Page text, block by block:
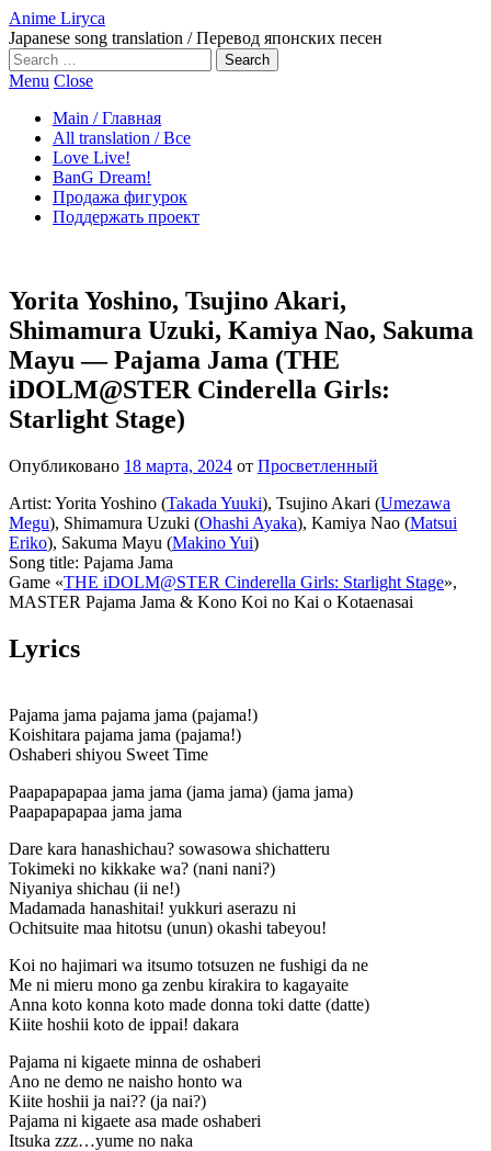
Anime Liryca
Japanese song translation / Перевод японских песен
Search
on:
Menu Close
Main / Главная
All translation / Все
Love Live!
BanG Dream!
Продажа фигурок
Поддержать проект
Yorita Yoshino, Tsujino Akari,
Shimamura Uzuki, Kamiya Nao, Sakuma
Mayu — Pajama Jama (THE
iDOLM@STER Cinderella Girls:
Starlight Stage)
Опубликовано 18 марта, 2024 от Просветленный
Artist: Yorita Yoshino (Takada Yuuki), Tsujino Akari (Umezawa
Megu), Shimamura Uzuki (Ohashi Ayaka), Kamiya Nao (Matsui
Eriko), Sakuma Mayu (Makino Yui)
Song title: Pajama Jama
Game «THE iDOLM@STER Cinderella Girls: Starlight Stage»,
MASTER Pajama Jama & Kono Koi no Kai o Kotaenasai
Lyrics
Pajama jama pajama jama (pajama!)
Koishitara pajama jama (pajama!)
Oshaberi shiyou Sweet Time
Paapapapapaa jama jama (jama jama) (jama jama)
Paapapapapaa jama jama
Dare kara hanashichau? sowasowa shichatteru
Tokimeki no kikkake wa? (nani nani?)
Niyaniya shichau (ii ne!)
Madamada hanashitai! yukkuri aserazu ni
Ochitsuite maa hitotsu (unun) okashi tabeyou!
Koi no hajimari wa itsumo totsuzen ne fushigi da ne
Me ni mieru mono ga zenbu kirakira to kagayaite
Anna koto konna koto made donna toki datte (datte)
Kiite hoshii koto de ippai! dakara
Pajama ni kigaete minna de oshaberi
Ano ne demo ne naisho honto wa
Kiite hoshii ja nai?? (ja nai?)
Pajama ni kigaete asa made oshaberi
Itsuka zzz…yume no naka